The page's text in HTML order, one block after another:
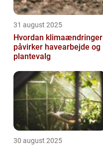
31 august 2025
Hvordan klimaændringer
påvirker havearbejde og
plantevalg
30 august 2025